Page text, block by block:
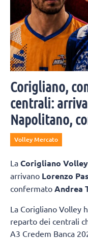
Corigliano,
centrali:
Napolitano,
Volley Mercato
La Corigliano Volley
arrivano Lorenzo
confermato Andrea
La Corigliano Volley
reparto dei centrali
A3 Credem Banca